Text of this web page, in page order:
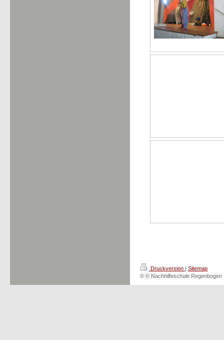
Druckversion | Sitemap
© © Nachhilfeschule Regenbogen